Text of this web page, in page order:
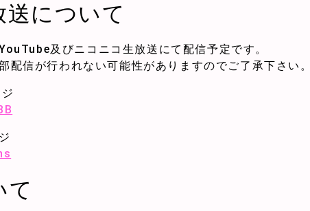
について
及びニコニコ生放送にて配信予定です。
配信が行われない可能性がありますのでご了承下さい
て